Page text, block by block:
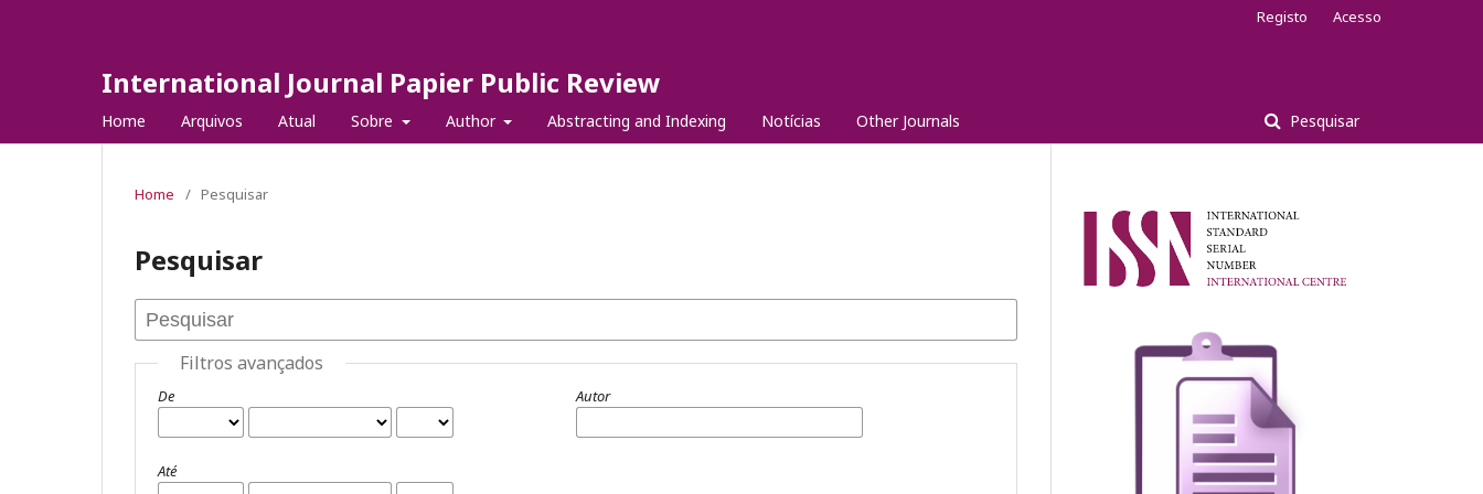
International Journal Papier Public Review
Home Arquivos Atual Sobre Author Abstracting and Indexing Notícias Other Journals Pesquisar
Registo Acesso
Home / Pesquisar
Pesquisar
Filtros avançados
De
Até
Autor